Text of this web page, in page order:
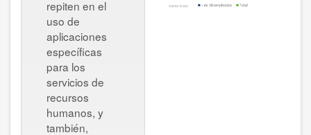
repiten en el
uso de
aplicaciones
específicas
para los
servicios de
recursos
humanos, y
también,